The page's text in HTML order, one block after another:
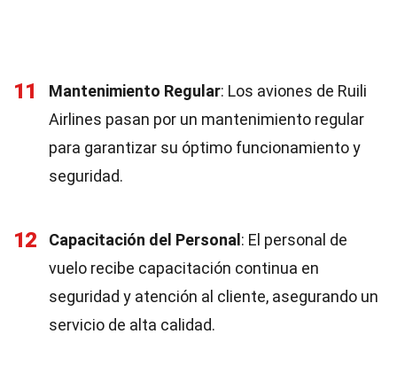
11 Mantenimiento Regular: Los aviones de Ruili
Airlines pasan por un mantenimiento regular
para garantizar su óptimo funcionamiento y
seguridad.
12 Capacitación del Personal : El personal de
vuelo recibe capacitación continua en
seguridad y atención al cliente, asegurando un
servicio de alta calidad.